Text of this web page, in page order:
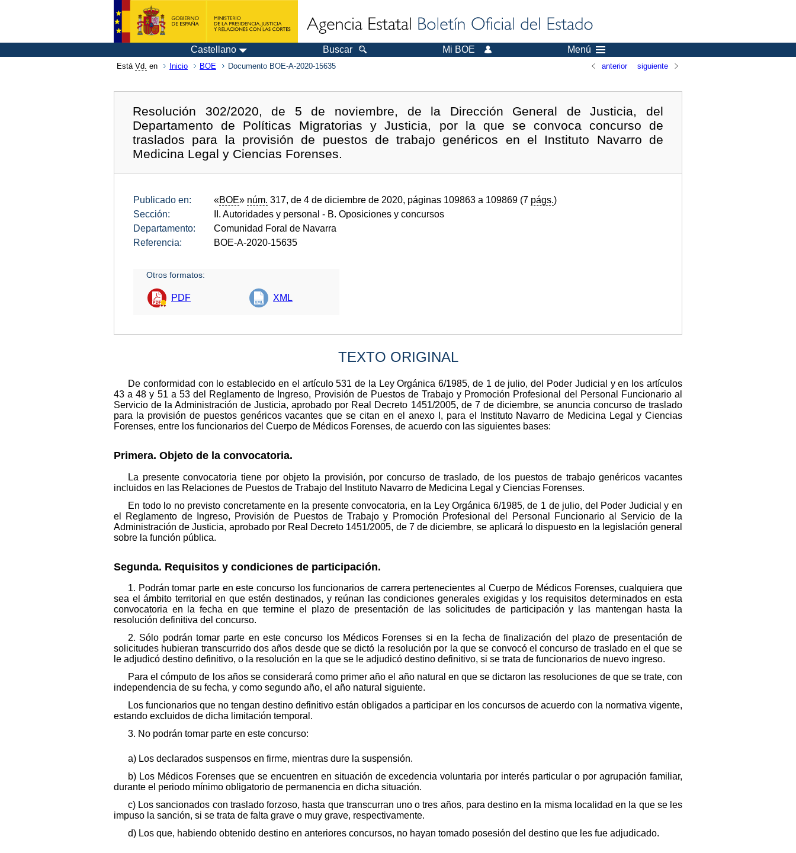
Castellano Buscar Mi BOE Menú
Está Vd. en Inicio BOE Documento BOE-A-2020-15635 anterior siguiente
Resolución 302/2020, de 5 de noviembre, de la Dirección General de Justicia, del
Departamento de Políticas Migratorias y Justicia, por la que se convoca concurso de
traslados para la provisión de puestos de trabajo genéricos en el Instituto Navarro de
Medicina Legal y Ciencias Forenses.
Publicado en: «BOE» núm. 317, de 4 de diciembre de 2020, páginas 109863 a 109869 (7 págs.)
Sección:
II. Autoridades y personal - B. Oposiciones y concursos
Departamento:
Comunidad Foral de Navarra
Referencia:
BOE-A-2020-15635
Otros formatos:
PDF XML
TEXTO ORIGINAL
De conformidad con lo establecido en el artículo 531 de la Ley Orgánica 6/1985, de 1 de julio, del Poder Judicial y en los artículos
43 a 48 y 51 a 53 del Reglamento de Ingreso, Provisión de Puestos de Trabajo y Promoción Profesional del Personal Funcionario al
Servicio de la Administración de Justicia, aprobado por Real Decreto 1451/2005, de 7 de diciembre, se anuncia concurso de traslado
para la provisión de puestos genéricos vacantes que se citan en el anexo I, para el Instituto Navarro de Medicina Legal y Ciencias
Forenses, entre los funcionarios del Cuerpo de Médicos Forenses, de acuerdo con las siguientes bases:
Primera. Objeto de la convocatoria.
La presente convocatoria tiene por objeto la provisión, por concurso de traslado, de los puestos de trabajo genéricos vacantes
incluidos en las Relaciones de Puestos de Trabajo del Instituto Navarro de Medicina Legal y Ciencias Forenses.
En todo lo no previsto concretamente en la presente convocatoria, en la Ley Orgánica 6/1985, de 1 de julio, del Poder Judicial y en
el Reglamento de Ingreso, Provisión de Puestos de Trabajo y Promoción Profesional del Personal Funcionario al Servicio de la
Administración de Justicia, aprobado por Real Decreto 1451/2005, de 7 de diciembre, se aplicará lo dispuesto en la legislación general
sobre la función pública.
Segunda. Requisitos y condiciones de participación.
1. Podrán tomar parte en este concurso los funcionarios de carrera pertenecientes al Cuerpo de Médicos Forenses, cualquiera que
sea el ámbito territorial en que estén destinados, y reúnan las condiciones generales exigidas y los requisitos determinados en esta
convocatoria en la fecha en que termine el plazo de presentación de las solicitudes de participación y las mantengan hasta la
resolución definitiva del concurso.
2. Sólo podrán tomar parte en este concurso los Médicos Forenses si en la fecha de finalización del plazo de presentación de
solicitudes hubieran transcurrido dos años desde que se dictó la resolución por la que se convocó el concurso de traslado en el que se
le adjudicó destino definitivo, o la resolución en la que se le adjudicó destino definitivo, si se trata de funcionarios de nuevo ingreso.
Para el cómputo de los años se considerará como primer año el año natural en que se dictaron las resoluciones de que se trate, con
independencia de su fecha, y como segundo año, el año natural siguiente.
Los funcionarios que no tengan destino definitivo están obligados a participar en los concursos de acuerdo con la normativa vigente,
estando excluidos de dicha limitación temporal.
3. No podrán tomar parte en este concurso:
a) Los declarados suspensos en firme, mientras dure la suspensión.
b) Los Médicos Forenses que se encuentren en situación de excedencia voluntaria por interés particular o por agrupación familiar,
durante el periodo mínimo obligatorio de permanencia en dicha situación.
c) Los sancionados con traslado forzoso, hasta que transcurran uno o tres años, para destino en la misma localidad en la que se les
impuso la sanción, si se trata de falta grave o muy grave, respectivamente.
d) Los que, habiendo obtenido destino en anteriores concursos, no hayan tomado posesión del destino que les fue adjudicado.